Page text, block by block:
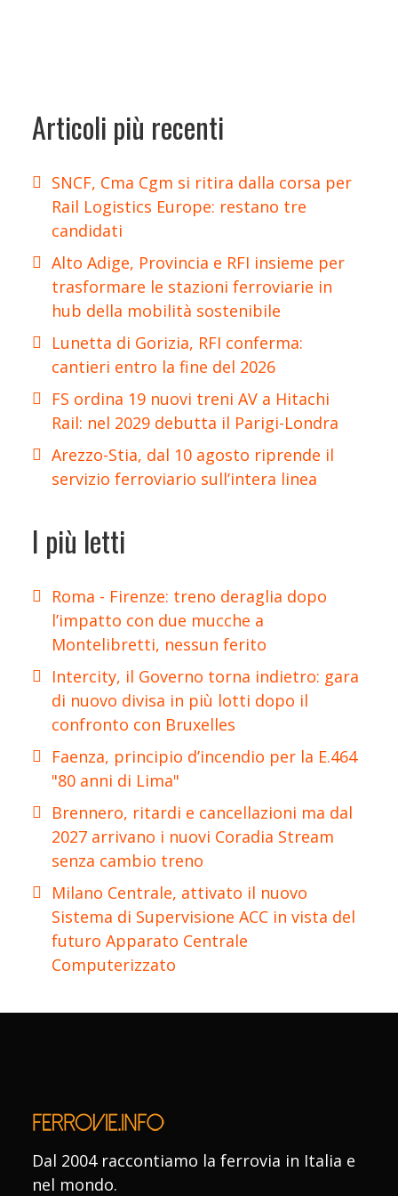
Articoli più recenti
SNCF, Cma Cgm si ritira dalla corsa per
Rail Logistics Europe: restano tre
candidati
Alto Adige, Provincia e RFI insieme per
trasformare le stazioni ferroviarie in
hub della mobilità sostenibile
Lunetta di Gorizia, RFI conferma:
cantieri entro la fine del 2026
FS ordina 19 nuovi treni AV a Hitachi
Rail: nel 2029 debutta il Parigi-Londra
Arezzo-Stia, dal 10 agosto riprende il
servizio ferroviario sull’intera linea
I più letti
Roma - Firenze: treno deraglia dopo
l’impatto con due mucche a
Montelibretti, nessun ferito
Intercity, il Governo torna indietro: gara
di nuovo divisa in più lotti dopo il
confronto con Bruxelles
Faenza, principio d’incendio per la E.464
"80 anni di Lima"
Brennero, ritardi e cancellazioni ma dal
2027 arrivano i nuovi Coradia Stream
senza cambio treno
Milano Centrale, attivato il nuovo
Sistema di Supervisione ACC in vista del
futuro Apparato Centrale
Computerizzato
Dal 2004 raccontiamo la ferrovia in Italia e
nel mondo.